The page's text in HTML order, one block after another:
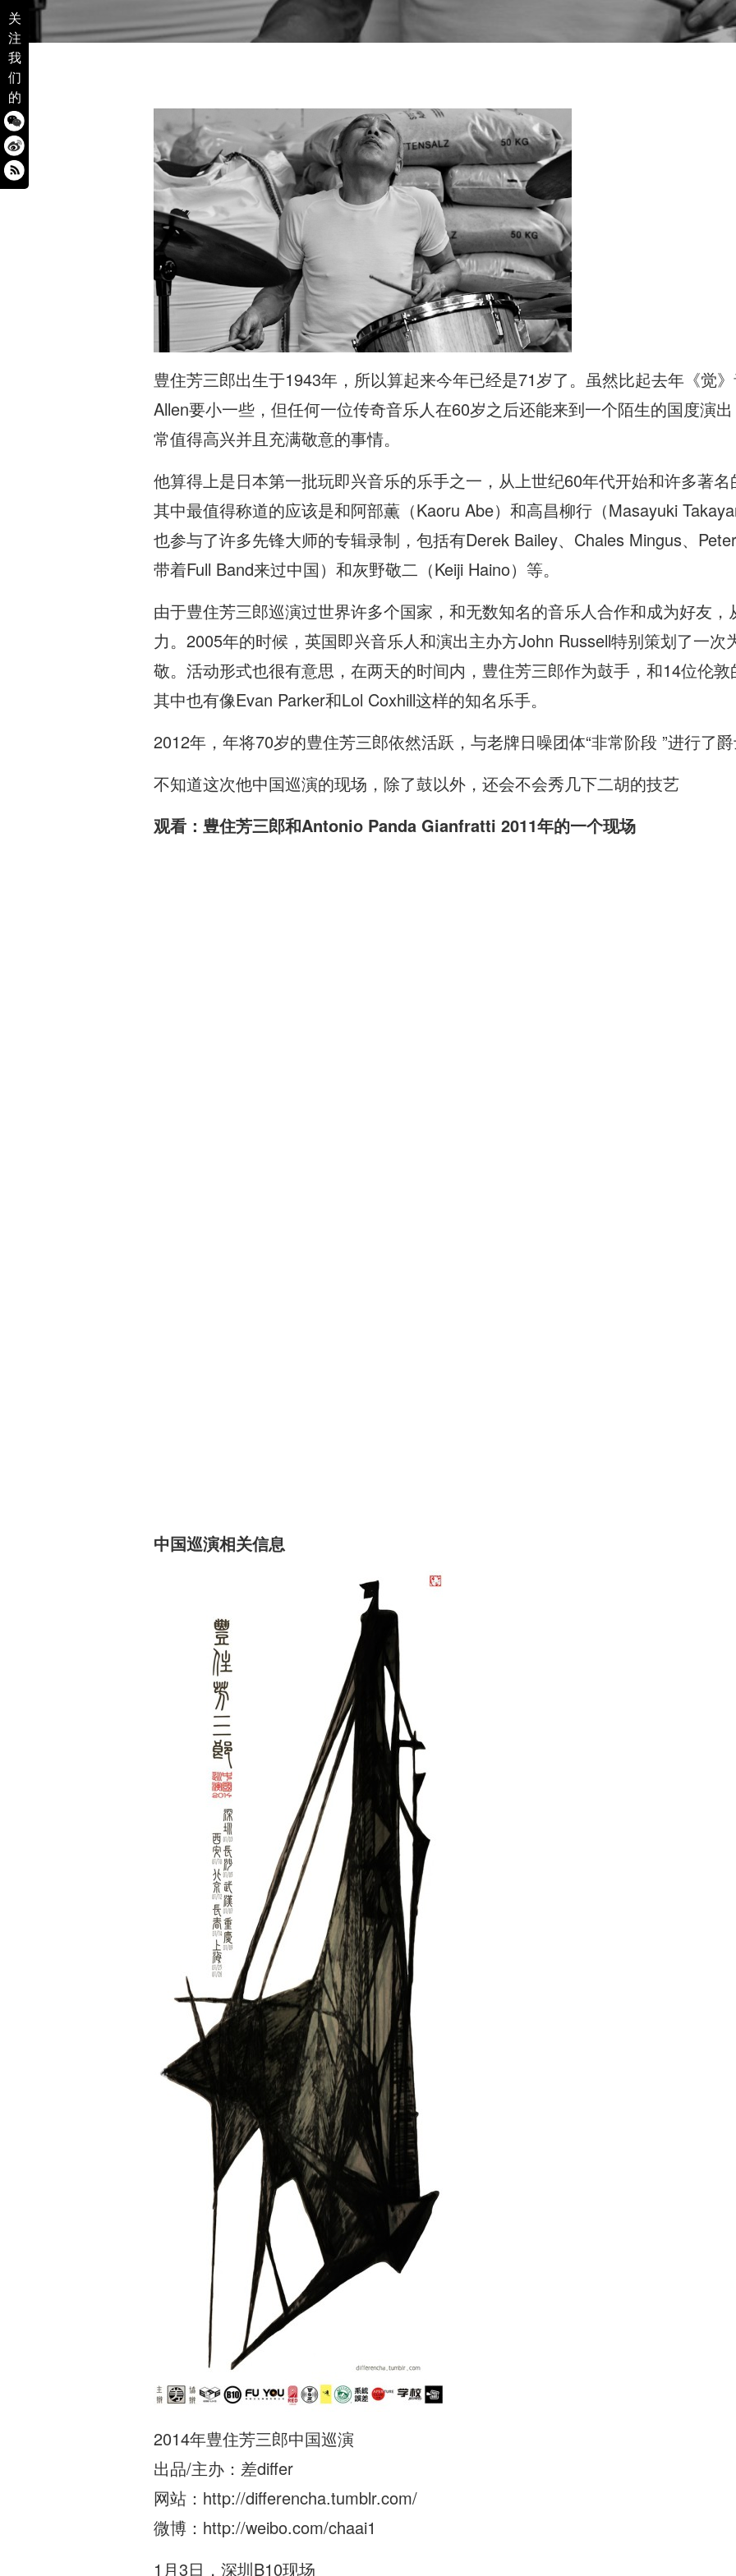
关
注
我
们
的
豊住芳三郎出生于1943年，所以算起来今年已经是71岁了。虽然比起去年《觉
Allen要小一些，但任何一位传奇音乐人在60岁之后还能来到一个陌生的国度演
常值得高兴并且充满敬意的事情。
他算得上是日本第一批玩即兴音乐的乐手之一，从上世纪60年代开始和许多著名
其中最值得称道的应该是和阿部薫（Kaoru Abe）和高昌柳行（Masayuki
也参与了许多先锋大师的专辑录制，包括有Derek Bailey、Chales Mingus、
带着Full Band来过中国）和灰野敬二（Keiji Haino）等。
由于豊住芳三郎巡演过世界许多个国家，和无数知名的音乐人合作和成为好友
力。2005年的时候，英国即兴音乐人和演出主办方John Russell特别策划了一
敬。活动形式也很有意思，在两天的时间内，豊住芳三郎作为鼓手，和14位伦敦
其中也有像Evan Parker和Lol Coxhill这样的知名乐手。
2012年，年将70岁的豊住芳三郎依然活跃，与老牌日噪团体“非常阶段 ”进行了爵
不知道这次他中国巡演的现场，除了鼓以外，还会不会秀几下二胡的技艺
观看：豊住芳三郎和Antonio Panda Gianfratti 2011年的一个现场
中国巡演相关信息
2014年豊住芳三郎中国巡演
出品/主办：差differ
网站：http://differencha.tumblr.com/
微博：http://weibo.com/chaai1
1月3日，深圳B10现场